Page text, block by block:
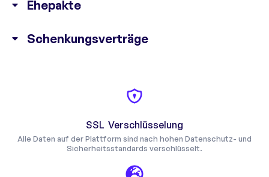
Ehepakte
Schenkungsverträge
SSL Verschlüsselung
Alle Daten auf der Plattform sind nach hohen Datenschutz- und
Sicherheitsstandards verschlüsselt.